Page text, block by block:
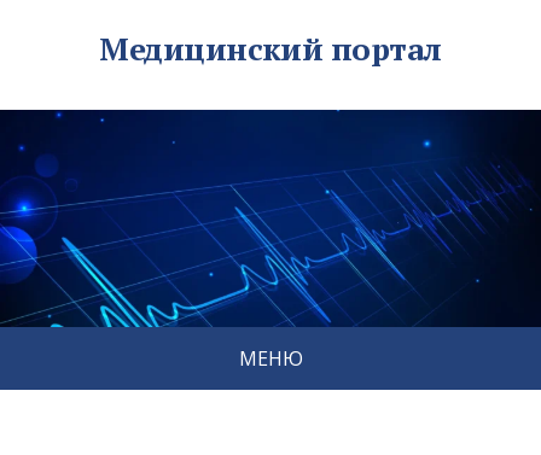
Медицинский портал
МЕНЮ